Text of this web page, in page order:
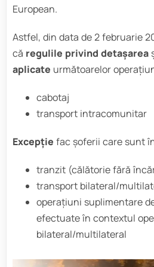
European.
Astfel, din data de 2 februarie
că regulile privind detașarea
aplicate următoarelor
cabotaj
transport intracomunitar
Excepție fac șoferii care sunt
tranzit (călătorie fără
transport bilateral/
operațiuni suplimentare
efectuate în contextul
bilateral/multilateral